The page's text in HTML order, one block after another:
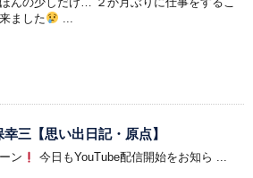
ました
幸三【思い出日記・原点】
ン 今日もYouTube配信開始をお知ら ...